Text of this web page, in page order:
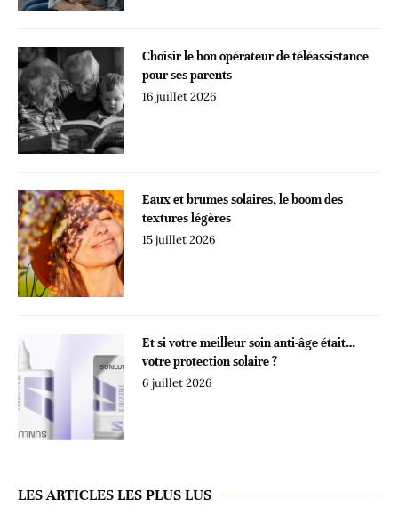
Choisir le bon opérateur de téléassistance
pour ses parents
16 juillet 2026
Eaux et brumes solaires, le boom des
textures légères
15 juillet 2026
Et si votre meilleur soin anti-âge était…
votre protection solaire ?
6 juillet 2026
LES ARTICLES LES PLUS LUS